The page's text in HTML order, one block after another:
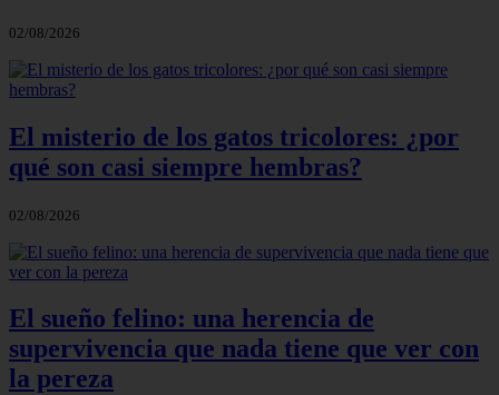
02/08/2026
El misterio de los gatos tricolores: ¿por
qué son casi siempre hembras?
02/08/2026
El sueño felino: una herencia de
supervivencia que nada tiene que ver con
la pereza